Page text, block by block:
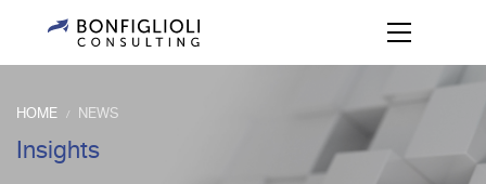
HOME / NEWS
Insights